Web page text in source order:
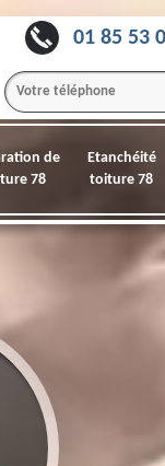
01 85 53
de
78
Etanchéité
toiture 78